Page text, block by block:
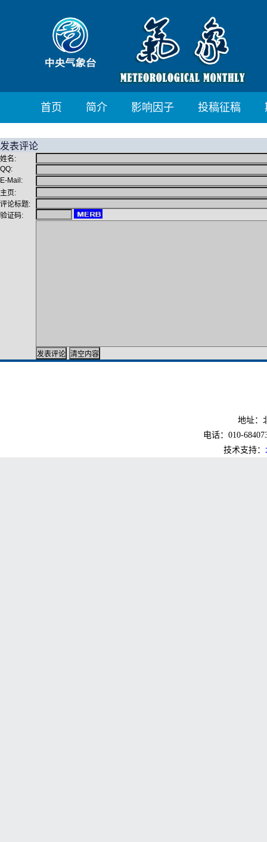
首页 简介 影响因子 投稿征稿
发表评论
姓名:
QQ:
E-Mail:
主页:
评论标题:
验证码:
地址：
电话：010-
技术支持：